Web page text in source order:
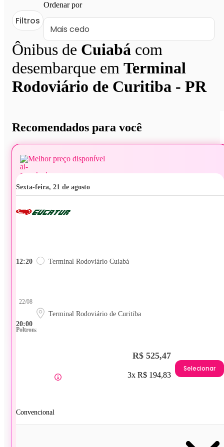
Ônibus de Cuiabá com
desembarque em Terminal
Rodoviário de Curitiba - PR
Filtros
Ordenar por
Recomendados para você
Melhor preço disponível
sexta-feira, 21 de agosto
12:20 Terminal Rodoviário Cuiabá
20:00
22/08
Terminal Rodoviário de Curitiba
Poltrona
Convencional
R$ 525,47
3x R$ 194,83
Selecionar